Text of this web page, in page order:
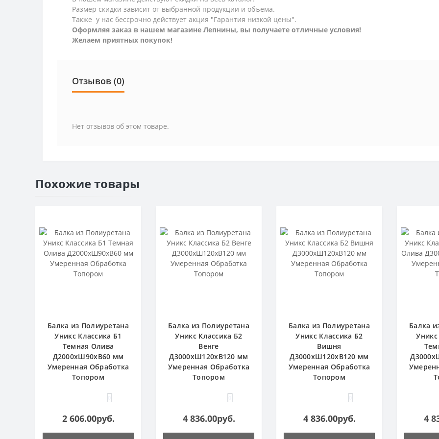
Размер скидки зависит от выбранной продукции и объема.
Также у нас бессрочно действует акция "Гарантия низкой цены".
Оформляя заказ в нашем магазине Лепнины, вы получаете отличные условия!
Желаем приятных покупок!
Отзывов (0)
Нет отзывов об этом товаре.
Похожие товары
Балка из Полиуретана
Уникс Классика Б1
Темная Олива
Д2000хШ90хВ60 мм
Умеренная Обработка
Топором
2 606.00руб.
Балка из Полиуретана
Уникс Классика Б2
Венге
Д3000хШ120хВ120 мм
Умеренная Обработка
Топором
4 836.00руб.
Балка из Полиуретана
Уникс Классика Б2
Вишня
Д3000хШ120хВ120 мм
Умеренная Обработка
Топором
4 836.00руб.
Балка
Уникс
4